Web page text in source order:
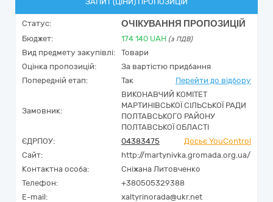
Статус: ОЧІКУВАННЯ ПРОПОЗИЦІЙ
Бюджет: 174 140 UAH (з ПДВ)
Вид предмету закупівлі:
Товари
Оцінка пропозицій:
За вартістю придбання
Попередній етап:
Так Перейти до відбору
Замовник:
ВИКОНАВЧИЙ КОМІТЕТ
МАРТИНІВСЬКОЇ СІЛЬСЬКОЇ РАДИ
ПОЛТАВСЬКОГО РАЙОНУ
ПОЛТАВСЬКОЇ ОБЛАСТІ
ЄДРПОУ:
04383475
Досьє YouControl
Сайт:
http://martynivka.gromada.org.ua/
Контактна особа:
Сніжана Литовченко
Телефон:
+380505329388
E-mail:
xaltyrinorada@ukr.net